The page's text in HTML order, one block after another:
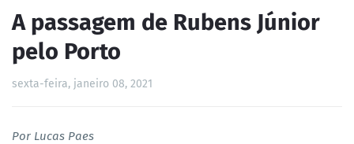
A passagem de Rubens Júnior
pelo Porto
sexta-feira, janeiro 08, 2021
Por Lucas Paes